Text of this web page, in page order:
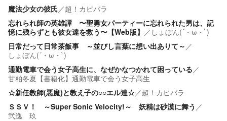
魔法少女の彼氏／超！カピバラ
忘れられ師の英雄譚 〜聖勇女パーティーに忘れられた男は、記
憶に残らずとも彼女達を救う〜【Web版】 ／ しょぼん(´・ω・`)
日常だって日常茶飯事 ～並びし言葉に想い出ありて～ ／
しょぼん(´・ω・`)
通勤電車で会う女子高生に、なぜかなつかれて困っている／
甘粕冬夏【書籍化】通勤電車で会う女子高生
☆新任教師(悪魔)と教え子の○○エル達☆／超！カピバラ
ＳＳＶ！ ～Super Sonic Velocity!～ 妖精は砂漠に舞う ／
弐逸 玖